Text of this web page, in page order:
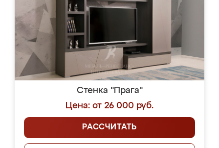
Стенка "Прага"
Цена: от 26 000 руб.
РАССЧИТАТЬ